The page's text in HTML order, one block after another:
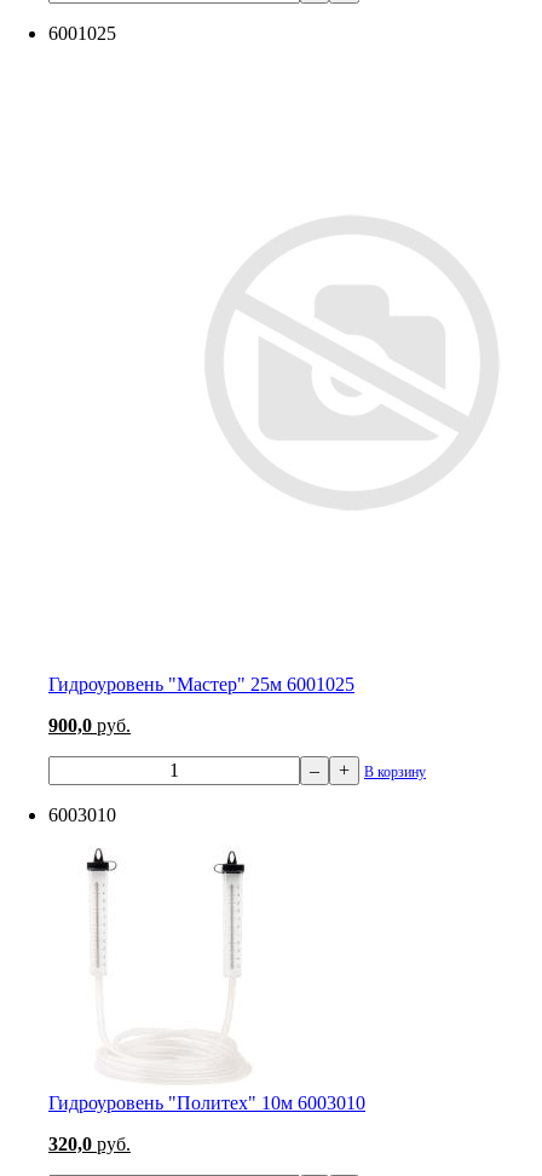
6001025
Гидроуровень "Мастер" 25м 6001025
900,0 руб.
– + В корзину
6003010
Гидроуровень "Политех" 10м 6003010
320,0 руб.